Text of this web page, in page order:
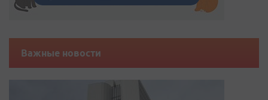
Важные новости